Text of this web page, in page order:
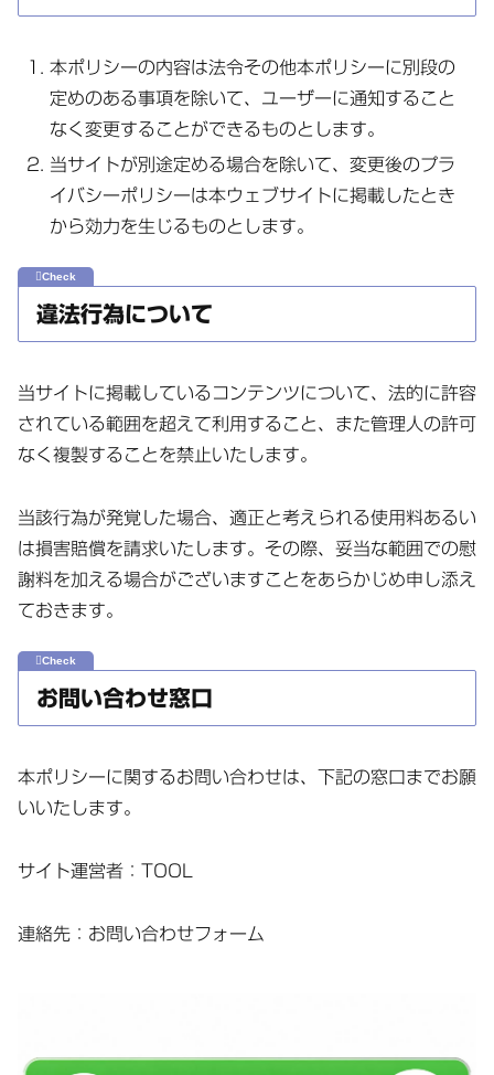
本ポリシーの内容は法令その他本ポリシーに別段の
定めのある事項を除いて、ユーザーに通知すること
なく変更することができるものとします。
当サイトが別途定める場合を除いて、変更後のプラ
イバシーポリシーは本ウェブサイトに掲載したとき
から効力を生じるものとします。
違法行為について
当サイトに掲載しているコンテンツについて、法的に許容
されている範囲を超えて利用すること、また管理人の許可
なく複製することを禁止いたします。
当該行為が発覚した場合、適正と考えられる使用料あるい
は損害賠償を請求いたします。その際、妥当な範囲での慰
謝料を加える場合がございますことをあらかじめ申し添え
ておきます。
お問い合わせ窓口
本ポリシーに関するお問い合わせは、下記の窓口までお願
いいたします。
サイト運営者：TOOL
連絡先：お問い合わせフォーム